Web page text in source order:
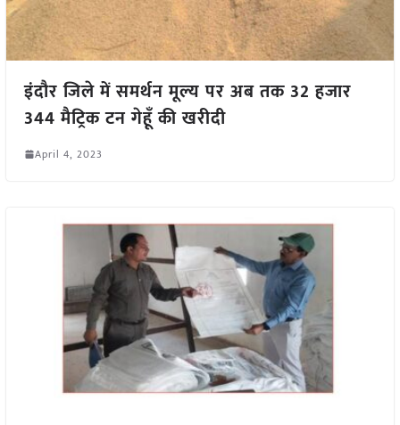
इंदौर जिले में समर्थन मूल्य पर अब तक 32 हजार
344 मैट्रिक टन गेहूँ की खरीदी
April 4, 2023